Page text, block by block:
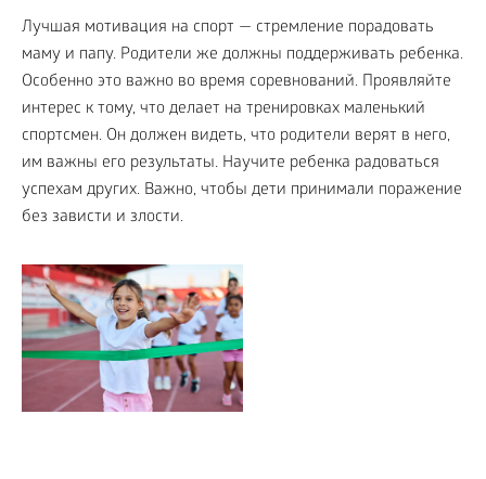
Лучшая мотивация на спорт — стремление порадовать
маму и папу. Родители же должны поддерживать ребенка.
Особенно это важно во время соревнований. Проявляйте
интерес к тому, что делает на тренировках маленький
спортсмен. Он должен видеть, что родители верят в него,
им важны его результаты. Научите ребенка радоваться
успехам других. Важно, чтобы дети принимали поражение
без зависти и злости.